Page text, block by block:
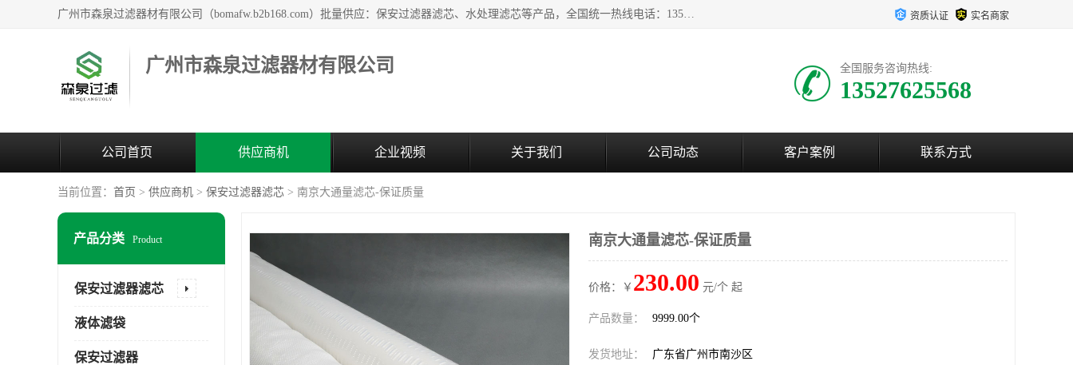
广州市森泉过滤器材有限公司（bomafw.b2b168.com）批量供应：保安过滤器滤芯、水处理滤芯等产品，全国统一热线电话：13527625568。广州市森泉过滤器材有限公司数十年专注于水处理过滤设备的工作，积累了丰富的经验，取得了行业的业绩和成果。 资质认证 实名商家
广州市森泉过滤器材有限公司 全国服务咨询热线:
13527625568
公司首页 供应商机 企业视频 关于我们 公司动态 客户案例 联系方式
当前位置： 首页 > 供应商机 > 保安过滤器滤芯 > 南京大通量滤芯-保证质量
产品分类 Product
保安过滤器滤芯
液体滤袋
保安过滤器
南京大通量滤芯-保证质量
价格：￥ 230.00 元/个 起
产品数量： 9999.00个
发货地址： 广东省广州市南沙区